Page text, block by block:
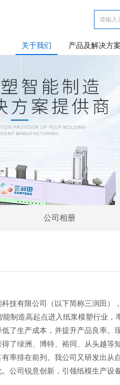
关于我们 产品及解决方案
公司相册
有限公司（以下简称三润田）
能制造高起点进入纸浆模塑行业
了生产成本，并提升产品良率
了绿洲、博特、裕同、从头越
率排在前列。我公司又研发出
。公司锐意创新，引领纸模生产